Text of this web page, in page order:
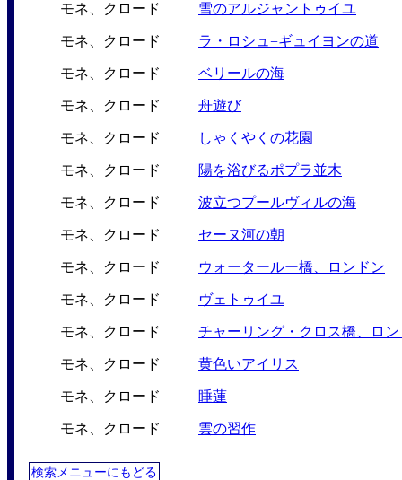
モネ、クロード 雪のアルジャントゥイユ
モネ、クロード ラ・ロシュ=ギュイヨンの道
モネ、クロード ベリールの海
モネ、クロード 舟遊び
モネ、クロード しゃくやくの花園
モネ、クロード 陽を浴びるポプラ並木
モネ、クロード 波立つプールヴィルの海
モネ、クロード セーヌ河の朝
モネ、クロード ウォータールー橋、ロンドン
モネ、クロード ヴェトゥイユ
モネ、クロード チャーリング・クロス橋、ロ
モネ、クロード 黄色いアイリス
モネ、クロード 睡蓮
モネ、クロード 雲の習作
検索メニューにもどる